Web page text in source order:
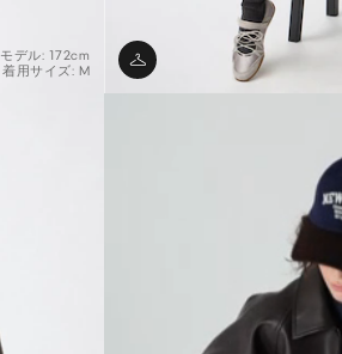
モデル: 172cm
着用サイズ: M